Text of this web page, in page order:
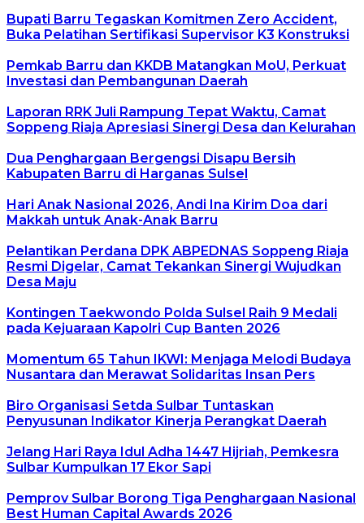
Bupati Barru Tegaskan Komitmen Zero Accident,
Buka Pelatihan Sertifikasi Supervisor K3 Konstruksi
Pemkab Barru dan KKDB Matangkan MoU, Perkuat
Investasi dan Pembangunan Daerah
Laporan RRK Juli Rampung Tepat Waktu, Camat
Soppeng Riaja Apresiasi Sinergi Desa dan Kelurahan
Dua Penghargaan Bergengsi Disapu Bersih
Kabupaten Barru di Harganas Sulsel
Hari Anak Nasional 2026, Andi Ina Kirim Doa dari
Makkah untuk Anak-Anak Barru
Pelantikan Perdana DPK ABPEDNAS Soppeng Riaja
Resmi Digelar, Camat Tekankan Sinergi Wujudkan
Desa Maju
Kontingen Taekwondo Polda Sulsel Raih 9 Medali
pada Kejuaraan Kapolri Cup Banten 2026
Momentum 65 Tahun IKWI: Menjaga Melodi Budaya
Nusantara dan Merawat Solidaritas Insan Pers
Biro Organisasi Setda Sulbar Tuntaskan
Penyusunan Indikator Kinerja Perangkat Daerah
Jelang Hari Raya Idul Adha 1447 Hijriah, Pemkesra
Sulbar Kumpulkan 17 Ekor Sapi
Pemprov Sulbar Borong Tiga Penghargaan Nasional
Best Human Capital Awards 2026